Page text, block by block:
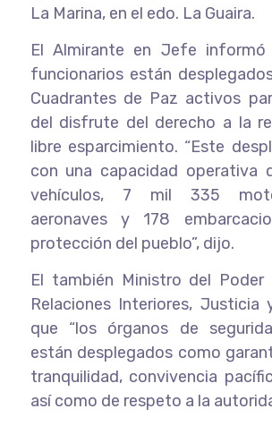
La Marina, en el edo. La Guaira.
El Almirante en Jefe
funcionarios están
Cuadrantes de Paz activos
del disfrute del derecho a la
libre esparcimiento. “Este
con una capacidad operativa
vehículos, 7 mil 335
aeronaves y 178
protección del pueblo”, dijo.
El también Ministro del Poder
Relaciones Interiores, Justicia
que “los órganos de
están desplegados como
tranquilidad, convivencia
así como de respeto a la